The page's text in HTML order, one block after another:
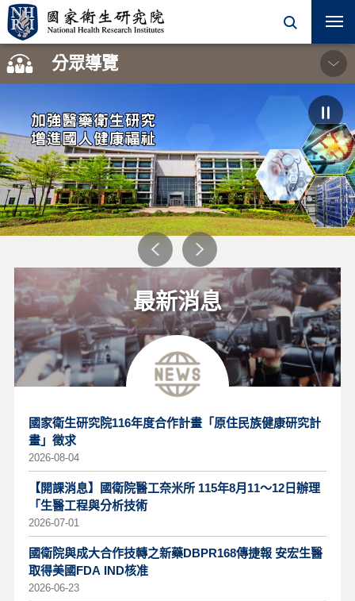
開
分眾導覽
學術活動 徵才訊息 研究單位
計畫徵求 合作學程 機構典藏
院內同仁
加強醫藥衛生研究
增進國人健康福祉
最新消息
國家衛生研究院116年度合作計畫「原住民族健康研究計
畫」徵求
2026-08-04
【開課消息】國衛院醫工奈米所 115年8月11～12日辦理
「生醫工程與分析技術
2026-07-01
國衛院與成大合作技轉之新藥DBPR168傳捷報 安宏生醫
取得美國FDA IND核准
2026-06-23